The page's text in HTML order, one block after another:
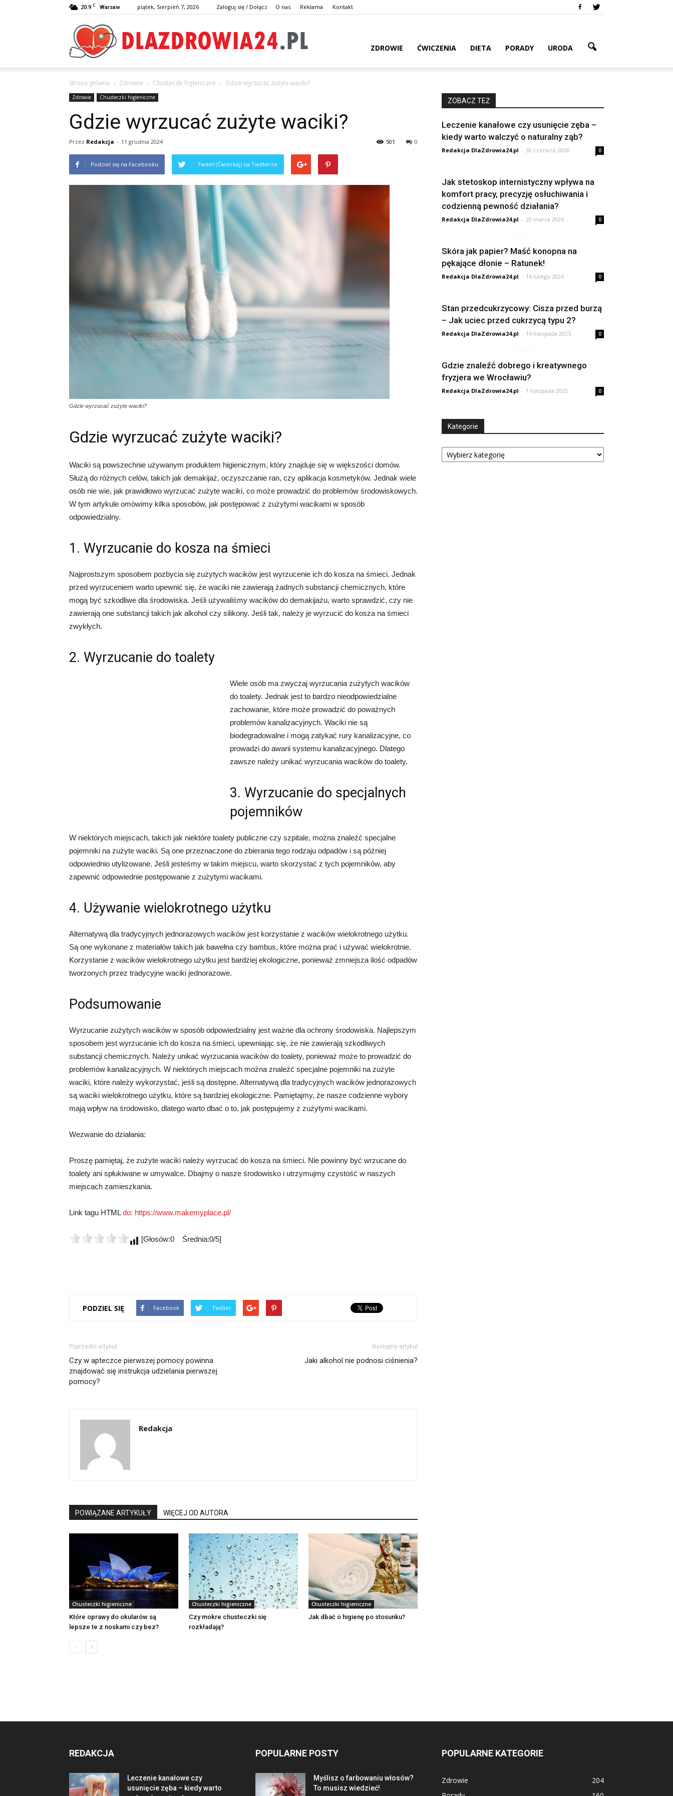
20.9 C Warsaw piątek, Sierpień 7, 2026 Zaloguj się / Dołącz O nas Reklama Kontakt
ZDROWIE ĆWICZENIA DIETA PORADY URODA
Strona główna Zdrowie Chusteczki higieniczne Gdzie wyrzucać zużyte waciki?
Zdrowie Chusteczki higieniczne
Gdzie wyrzucać zużyte waciki?
Przez Redakcja - 11 grudnia 2024 0
501
Podziel się na Facebooku Tweet (Ćwierkaj) na Twitterze
Gdzie wyrzucać zużyte waciki?
Gdzie wyrzucać zużyte waciki?
Waciki są powszechnie używanym produktem higienicznym, który znajduje się w większości domów.
Służą do różnych celów, takich jak demakijaż, oczyszczanie ran, czy aplikacja kosmetyków. Jednak wiele
osób nie wie, jak prawidłowo wyrzucać zużyte waciki, co może prowadzić do problemów środowiskowych.
W tym artykule omówimy kilka sposobów, jak postępować z zużytymi wacikami w sposób
odpowiedzialny.
1. Wyrzucanie do kosza na śmieci
Najprostszym sposobem pozbycia się zużytych wacików jest wyrzucenie ich do kosza na śmieci. Jednak
przed wyrzuceniem warto upewnić się, że waciki nie zawierają żadnych substancji chemicznych, które
mogą być szkodliwe dla środowiska. Jeśli używaliśmy wacików do demakijażu, warto sprawdzić, czy nie
zawierają one substancji takich jak alkohol czy silikony. Jeśli tak, należy je wyrzucić do kosza na śmieci
zwykłych.
2. Wyrzucanie do toalety
Wiele osób ma zwyczaj wyrzucania zużytych wacików
do toalety. Jednak jest to bardzo nieodpowiedzialne
zachowanie, które może prowadzić do poważnych
problemów kanalizacyjnych. Waciki nie są
biodegradowalne i mogą zatykać rury kanalizacyjne, co
prowadzi do awarii systemu kanalizacyjnego. Dlatego
zawsze należy unikać wyrzucania wacików do toalety.
3. Wyrzucanie do specjalnych
pojemników
W niektórych miejscach, takich jak niektóre toalety publiczne czy szpitale, można znaleźć specjalne
pojemniki na zużyte waciki. Są one przeznaczone do zbierania tego rodzaju odpadów i są później
odpowiednio utylizowane. Jeśli jesteśmy w takim miejscu, warto skorzystać z tych pojemników, aby
zapewnić odpowiednie postępowanie z zużytymi wacikami.
4. Używanie wielokrotnego użytku
Alternatywą dla tradycyjnych jednorazowych wacików jest korzystanie z wacików wielokrotnego użytku.
Są one wykonane z materiałów takich jak bawełna czy bambus, które można prać i używać wielokrotnie.
Korzystanie z wacików wielokrotnego użytku jest bardziej ekologiczne, ponieważ zmniejsza ilość odpadów
tworzonych przez tradycyjne waciki jednorazowe.
Podsumowanie
Wyrzucanie zużytych wacików w sposób odpowiedzialny jest ważne dla ochrony środowiska. Najlepszym
sposobem jest wyrzucanie ich do kosza na śmieci, upewniając się, że nie zawierają szkodliwych
substancji chemicznych. Należy unikać wyrzucania wacików do toalety, ponieważ może to prowadzić do
problemów kanalizacyjnych. W niektórych miejscach można znaleźć specjalne pojemniki na zużyte
waciki, które należy wykorzystać, jeśli są dostępne. Alternatywą dla tradycyjnych wacików jednorazowych
są waciki wielokrotnego użytku, które są bardziej ekologiczne. Pamiętajmy, że nasze codzienne wybory
mają wpływ na środowisko, dlatego warto dbać o to, jak postępujemy z zużytymi wacikami.
Wezwanie do działania:
Proszę pamiętaj, że zużyte waciki należy wyrzucać do kosza na śmieci. Nie powinny być wrzucane do
toalety ani spłukiwane w umywalce. Dbajmy o nasze środowisko i utrzymujmy czystość w naszych
miejscach zamieszkania.
Link tagu HTMLdo: https://www.makemyplace.pl/
[Głosów:0 Średnia:0/5]
PODZIEL SIĘ Facebook Twitter
Poprzedni artykuł
Czy w apteczce pierwszej pomocy powinna
znajdować się instrukcja udzielania pierwszej
pomocy?
Następny artykuł
Jaki alkohol nie podnosi ciśnienia?
Redakcja
POWIĄZANE ARTYKUŁY WIĘCEJ OD AUTORA
Chusteczki higieniczne
Które oprawy do okularów są
lepsze te z noskami czy bez?
Chusteczki higieniczne
Czy mokre chusteczki się
rozkładają?
Chusteczki higieniczne
Jak dbać o higienę po stosunku?
ZOBACZ TEŻ
Leczenie kanałowe czy usunięcie zęba –
kiedy warto walczyć o naturalny ząb?
Redakcja DlaZdrowia24.pl - 30 czerwca 2026 0
Jak stetoskop internistyczny wpływa na
komfort pracy, precyzję osłuchiwania i
codzienną pewność działania?
Redakcja DlaZdrowia24.pl - 20 marca 2026 0
Skóra jak papier? Maść konopna na
pękające dłonie – Ratunek!
Redakcja DlaZdrowia24.pl - 16 lutego 2026 0
Stan przedcukrzycowy: Cisza przed burzą
– Jak uciec przed cukrzycą typu 2?
Redakcja DlaZdrowia24.pl - 14 listopada 2025 0
Gdzie znaleźć dobrego i kreatywnego
fryzjera we Wrocławiu?
Redakcja DlaZdrowia24.pl - 1 listopada 2025 0
Kategorie
Kategorie
REDAKCJA
Leczenie kanałowe czy
usunięcie zęba – kiedy warto
POPULARNE POSTY
Myślisz o farbowaniu włosów?
To musisz wiedzieć!
POPULARNE KATEGORIE
Zdrowie
204